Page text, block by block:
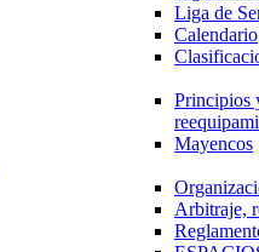
Liga de
Calendario
Principios
Mayencos
Arbitraje,